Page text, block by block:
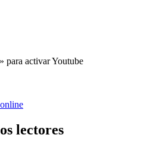
para activar Youtube
lectores